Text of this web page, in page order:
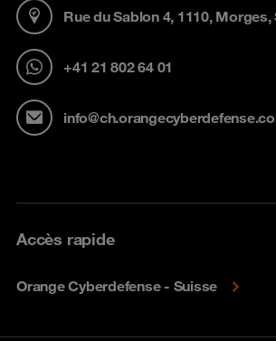
Rue du Sablon 4, 1110, Morges,
+41 21 802 64 01
Accès rapide
Orange Cyberdefense - Suisse